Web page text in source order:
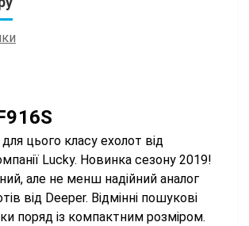
цього класу ехолот від
Lucky. Новинка сезону 2019!
але не менш надійний аналог
від Deeper. Відмінні пошукові
поряд із компактним розміром.